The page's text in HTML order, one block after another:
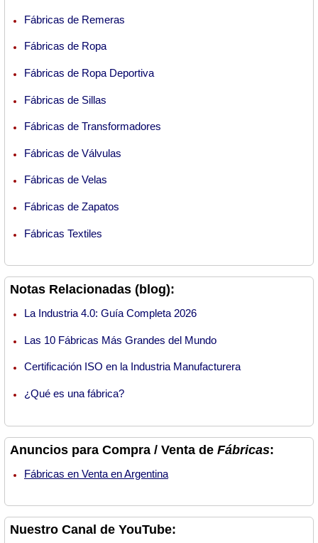
Fábricas de Remeras
Fábricas de Ropa
Fábricas de Ropa Deportiva
Fábricas de Sillas
Fábricas de Transformadores
Fábricas de Válvulas
Fábricas de Velas
Fábricas de Zapatos
Fábricas Textiles
Notas Relacionadas (blog):
La Industria 4.0: Guía Completa 2026
Las 10 Fábricas Más Grandes del Mundo
Certificación ISO en la Industria Manufacturera
¿Qué es una fábrica?
Anuncios para Compra / Venta de Fábricas:
Fábricas en Venta en Argentina
Nuestro Canal de YouTube: